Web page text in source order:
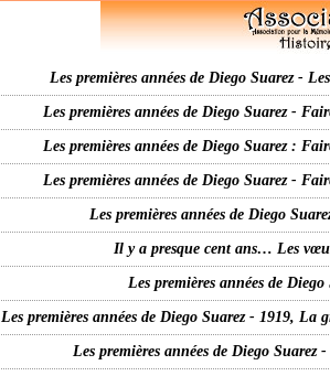
Les premières années de Diego Suarez -
Les premières années de Diego Suarez -
Les premières années de Diego Suarez :
Les premières années de Diego Suarez -
Les premières années de Diego
Il y a presque cent ans… Les
Les premières années de
Les premières années de Diego Suarez - 1919,
Les premières années de Diego